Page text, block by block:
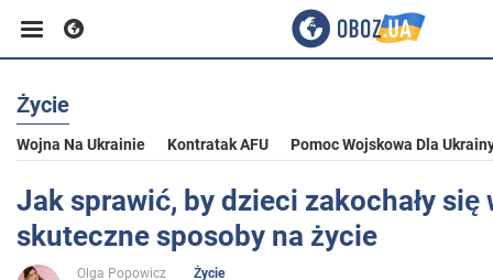
Biznes
Sport
Rozrywka
Życie
Wojna Na Ukrainie Kontratak AFU Pomoc Wojskowa Dla
Jak sprawić, by dzieci zakochały się
skuteczne sposoby na życie
Olga Popowicz
Życie